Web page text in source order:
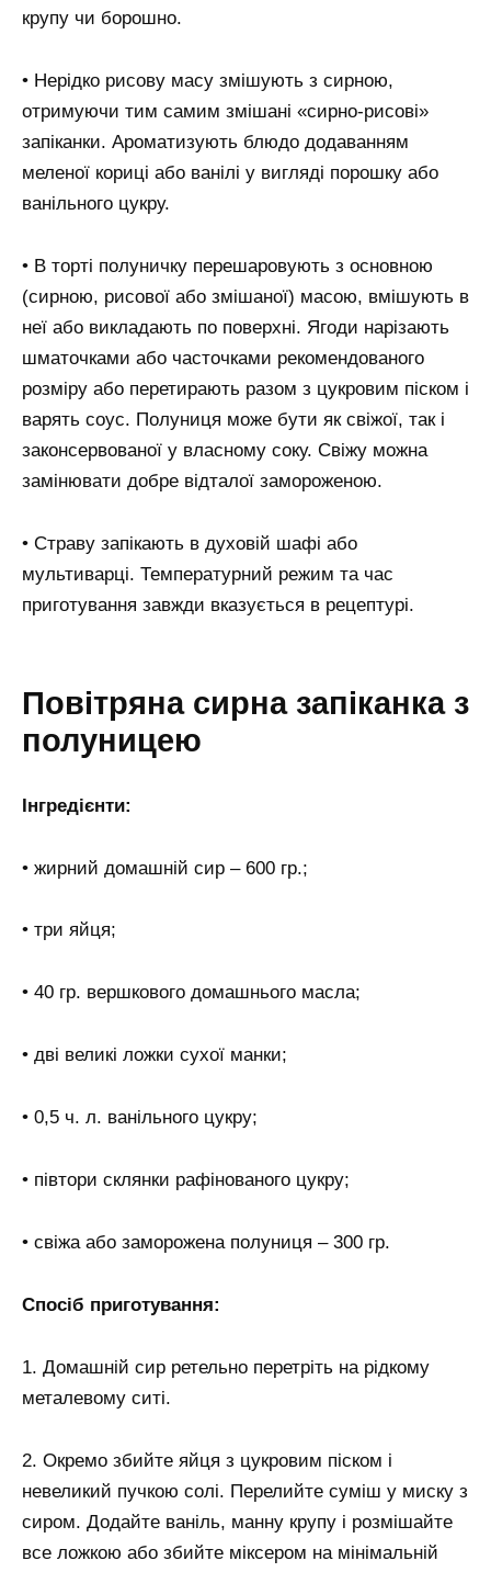
крупу чи борошно.
• Нерідко рисову масу змішують з сирною,
отримуючи тим самим змішані «сирно-рисові»
запіканки. Ароматизують блюдо додаванням
меленої кориці або ванілі у вигляді порошку або
ванільного цукру.
• В торті полуничку перешаровують з основною
(сирною, рисової або змішаної) масою, вмішують в
неї або викладають по поверхні. Ягоди нарізають
шматочками або часточками рекомендованого
розміру або перетирають разом з цукровим піском і
варять соус. Полуниця може бути як свіжої, так і
законсервованої у власному соку. Свіжу можна
замінювати добре відталої замороженою.
• Страву запікають в духовій шафі або
мультиварці. Температурний режим та час
приготування завжди вказується в рецептурі.
Повітряна сирна запіканка з
полуницею
Інгредієнти:
• жирний домашній сир – 600 гр.;
• три яйця;
• 40 гр. вершкового домашнього масла;
• дві великі ложки сухої манки;
• 0,5 ч. л. ванільного цукру;
• півтори склянки рафінованого цукру;
• свіжа або заморожена полуниця – 300 гр.
Спосіб приготування:
1. Домашній сир ретельно перетріть на рідкому
металевому ситі.
2. Окремо збийте яйця з цукровим піском і
невеликий пучкою солі. Перелийте суміш у миску з
сиром. Додайте ваніль, манну крупу і розмішайте
все ложкою або збийте міксером на мінімальній